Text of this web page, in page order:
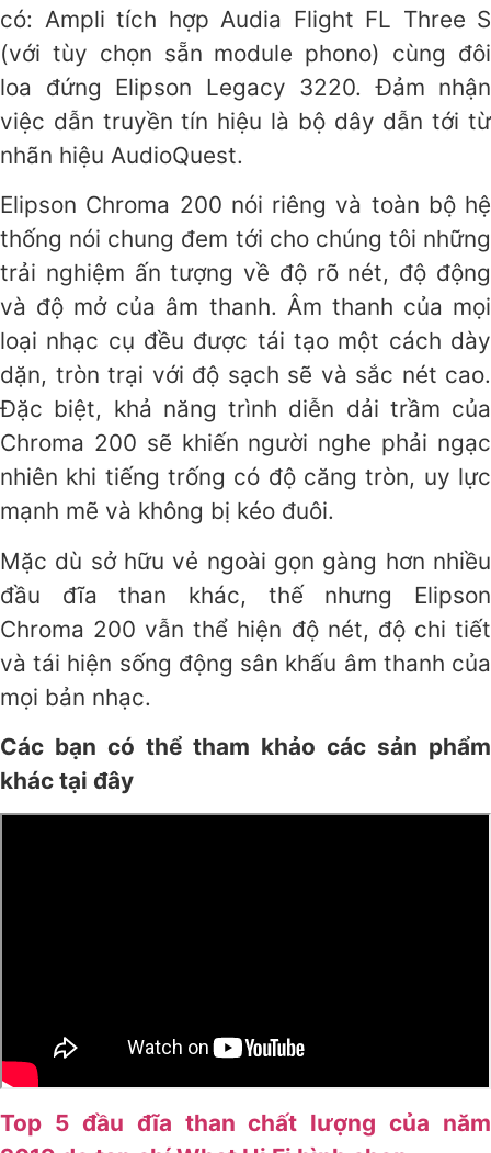
có: Ampli tích hợp Audia Flight FL Three S
(với tùy chọn sẵn module phono) cùng đôi
loa đứng Elipson Legacy 3220. Đảm nhận
việc dẫn truyền tín hiệu là bộ dây dẫn tới từ
nhãn hiệu AudioQuest.
Elipson Chroma 200 nói riêng và toàn bộ hệ
thống nói chung đem tới cho chúng tôi những
trải nghiệm ấn tượng về độ rõ nét, độ động
và độ mở của âm thanh. Âm thanh của mọi
loại nhạc cụ đều được tái tạo một cách dày
dặn, tròn trại với độ sạch sẽ và sắc nét cao.
Đặc biệt, khả năng trình diễn dải trầm của
Chroma 200 sẽ khiến người nghe phải ngạc
nhiên khi tiếng trống có độ căng tròn, uy lực
mạnh mẽ và không bị kéo đuôi.
Mặc dù sở hữu vẻ ngoài gọn gàng hơn nhiều
đầu đĩa than khác, thế nhưng Elipson
Chroma 200 vẫn thể hiện độ nét, độ chi tiết
và tái hiện sống động sân khấu âm thanh của
mọi bản nhạc.
Các bạn có thể tham khảo các sản phẩm
khác tại đây
Top 5 đầu đĩa than chất lượng của năm